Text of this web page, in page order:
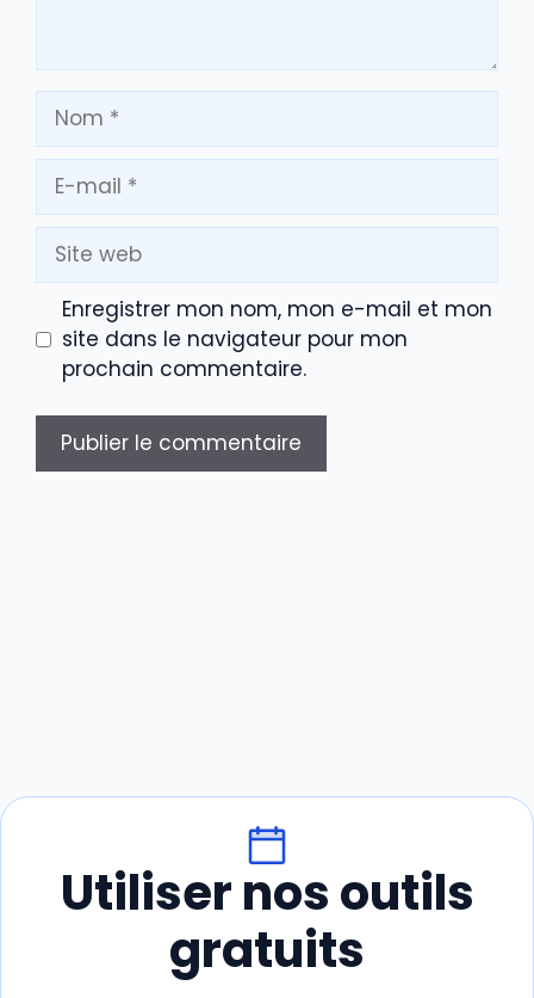
Nom
mail
Site
web
Enregistrer mon nom, mon e-mail et mon
site dans le navigateur pour mon
prochain commentaire.
Utiliser nos outils
gratuits